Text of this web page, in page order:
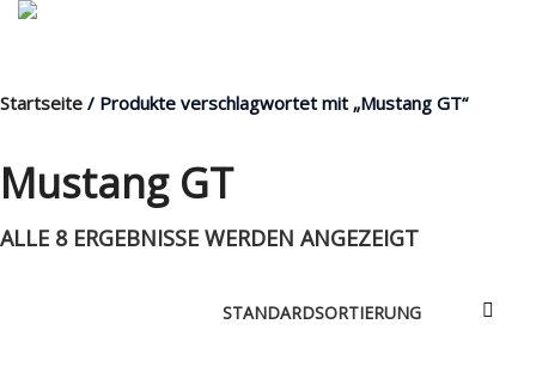
MENÜ
Products
Startseite / Produkte verschlagwortet mit „Mustang GT“
Mustang GT
ALLE 8 ERGEBNISSE WERDEN ANGEZEIGT